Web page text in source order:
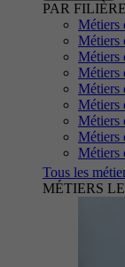
PAR
Métiers
Métiers
Métiers
Métiers
Métiers
Métiers
Métiers
Métiers
Métiers
Tous les
MÉTIERS